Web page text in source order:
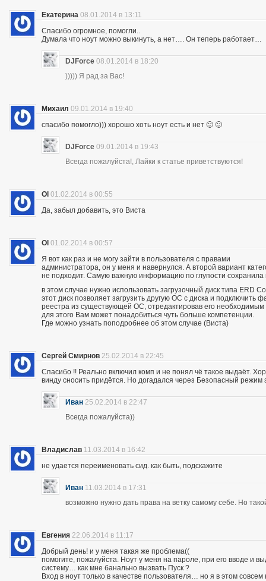
Екатерина 08.01.2014 в 13:11
Спасибо огромное, помогли..
Думала что ноут можно выкинуть, а нет…. Он теперь работает…
DJForce 08.01.2014 в 18:20
))))) Я рад за Вас!
Михаил 09.01.2014 в 19:40
спасибо помогло))) хорошо хоть ноут есть и нет 🙂 🙂
DJForce 09.01.2014 в 19:43
Всегда пожалуйста!, Лайки к статье приветствуются!
Ol 01.02.2014 в 00:55
Да, забыл добавить, это Виста
Ol 01.02.2014 в 00:57
Я вот как раз и не могу зайти в пользователя с правами
администратора, он у меня и навернулся. А второй вариант
не подходит. Самую важную информацию по глупости сохранила
в этом случае нужно использовать загрузочный диск типа ERD
этот диск позволяет загрузить другую ОС с диска и подключить
реестра из существующей ОС, отредактировав его
для этого Вам может понадобиться чуть больше компетенции.
Где можно узнать поподробнее об этом случае (Виста)
Сергей Смирнов 25.02.2014 в 22:45
Спасибо !! Реально включил комп и не понял чё такое выдаёт.
винду сносить придётся. Но догадался через Безопасный
Иван 25.02.2014 в 22:47
Всегда пожалуйста))
Владислав 11.03.2014 в 16:42
не удается переименовать сид. как быть, подскажите
Иван 11.03.2014 в 17:31
возможно нужно дать права на ветку самому себе. Но
Евгения 22.06.2014 в 11:17
Добрый день! и у меня такая же проблема((
помогите, пожалуйста. Ноут у меня на пароле, при его вводе и
систему… как мне банально вызвать Пуск ?
Вход в ноут только в качестве пользователя… но я в этом